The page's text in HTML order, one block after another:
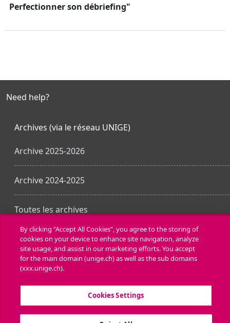
Perfectionner son débriefing"
Need help?
Archives (via le réseau UNIGE)
Archive 2025-2026
Archive 2024-2025
Toutes les archives
Descargar la app para dispositivos móviles
By clicking “Accept All Cookies”, you agree to the storing of
cookies on your device to enhance site navigation, analyze
site usage, and assist in our marketing efforts. You accept
for the main domain (unige.ch) as well as the sub domains
(xxx.unige.ch).
Cookies Settings